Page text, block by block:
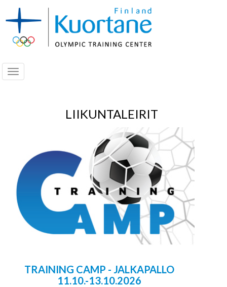
Navigoi
LIIKUNTALEIRIT
TRAINING CAMP - JALKAPALLO
11.10.-13.10.2026